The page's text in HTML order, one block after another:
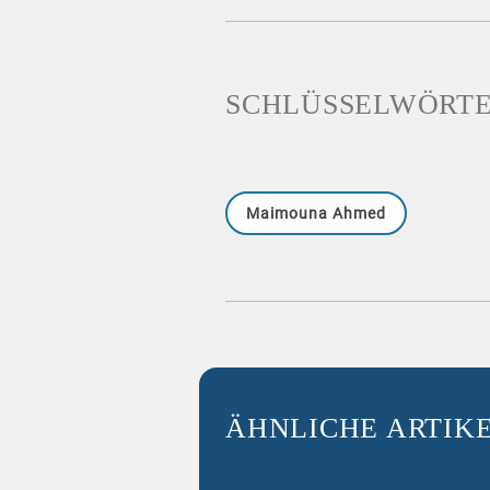
Maimouna Ahmed
ÄHNLICHE